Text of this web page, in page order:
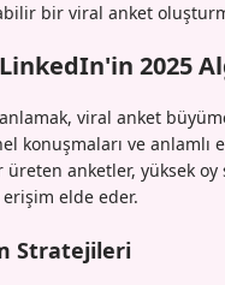
bir viral anket
2025
viral anket
konuşmaları ve
anketler, yüksek oy
elde eder.
Stratejileri